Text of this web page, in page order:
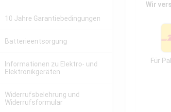
10 Jahre Garantiebedingungen
Batterieentsorgung
Informationen zu Elektro- und
Elektronikgeräten
Widerrufsbelehrung und
Widerrufsformular
Wir
Für